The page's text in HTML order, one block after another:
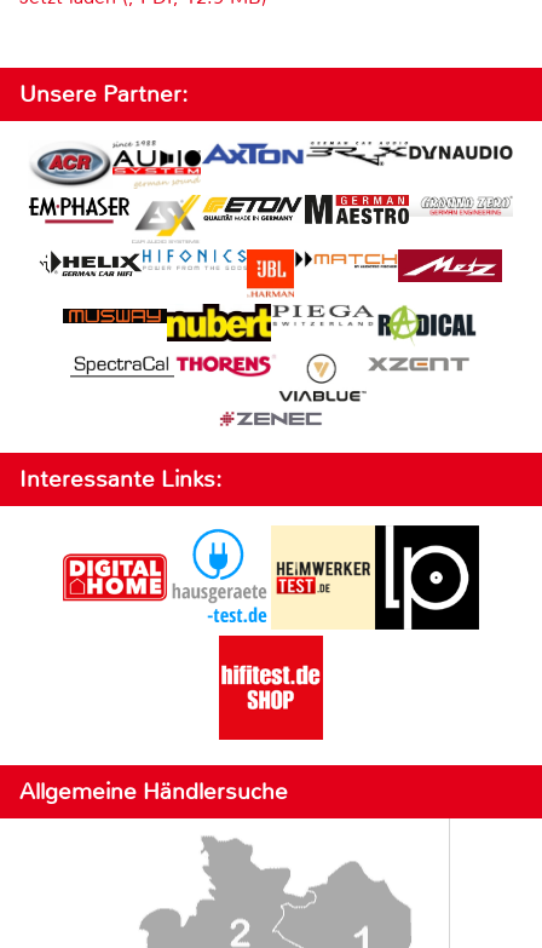
Unsere Partner:
Interessante Links:
Allgemeine Händlersuche